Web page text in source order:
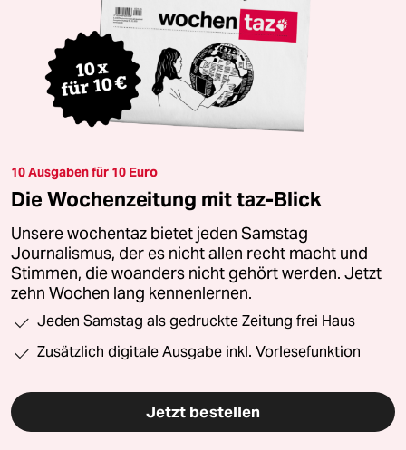
10 Ausgaben für 10 Euro
Die Wochenzeitung mit taz-Blick
Unsere wochentaz bietet jeden Samstag
Journalismus, der es nicht allen recht macht und
Stimmen, die woanders nicht gehört werden. Jetzt
zehn Wochen lang kennenlernen.
Jeden Samstag als gedruckte Zeitung frei Haus
Zusätzlich digitale Ausgabe inkl. Vorlesefunktion
Jetzt bestellen